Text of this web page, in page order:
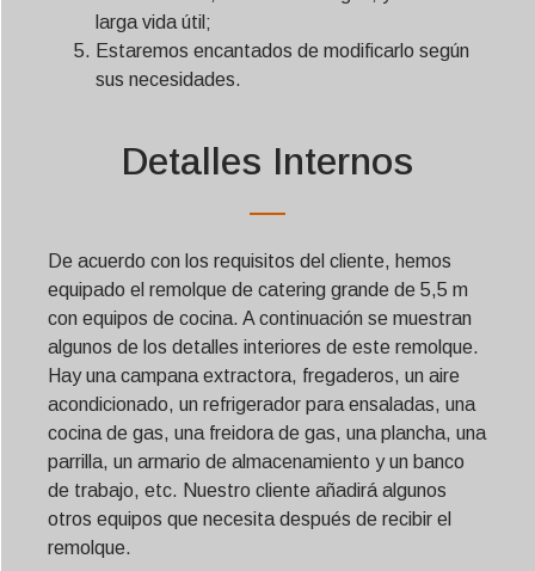
larga vida útil;
Estaremos encantados de modificarlo según
sus necesidades.
Detalles Internos
De acuerdo con los requisitos del cliente, hemos
equipado el remolque de catering grande de 5,5 m
con equipos de cocina. A continuación se muestran
algunos de los detalles interiores de este remolque.
Hay una campana extractora, fregaderos, un aire
acondicionado, un refrigerador para ensaladas, una
cocina de gas, una freidora de gas, una plancha, una
parrilla, un armario de almacenamiento y un banco
de trabajo, etc. Nuestro cliente añadirá algunos
otros equipos que necesita después de recibir el
remolque.